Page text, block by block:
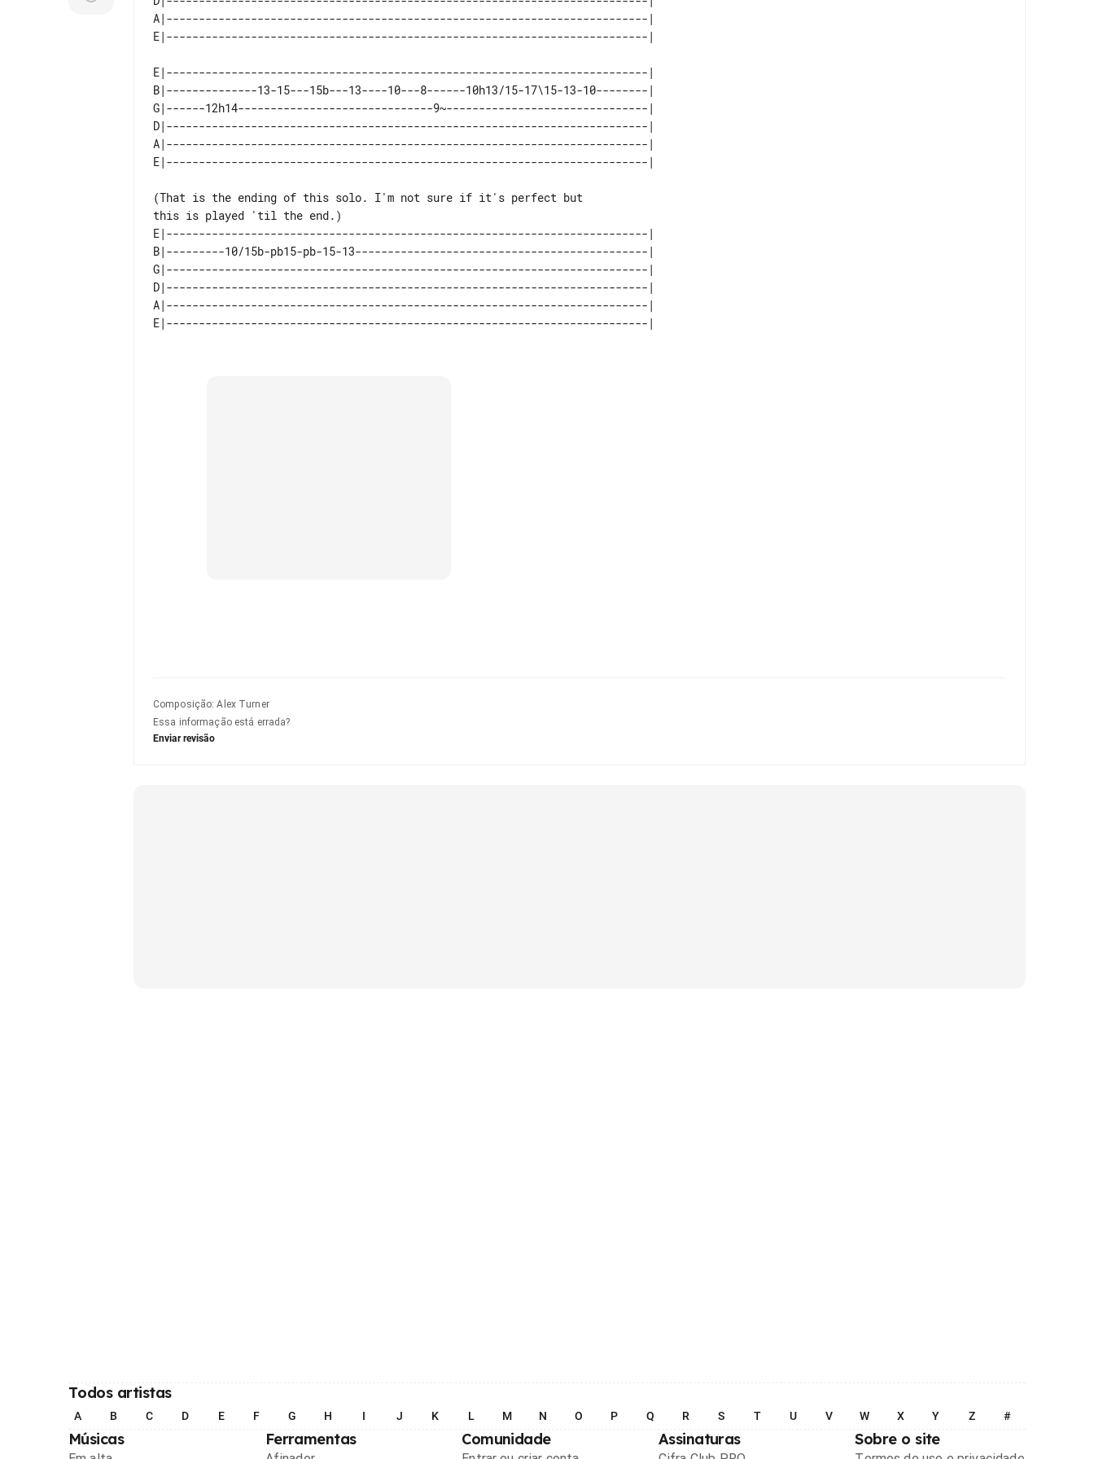
A|--------------------------------------------------------------------------|
E|--------------------------------------------------------------------------|
B|--------------13-15---15b---13----10---8------10h13/15-17\15-13-10--------|
G|------12h14------------------------------9~-------------------------------|
D|--------------------------------------------------------------------------|
A|--------------------------------------------------------------------------|
(That is the ending of this solo. I'm not sure if it's perfect but
E|--------------------------------------------------------------------------|
B|---------10/15b-pb15-pb-15-13---------------------------------------------|
G|--------------------------------------------------------------------------|
D|--------------------------------------------------------------------------|
A|--------------------------------------------------------------------------|
Composição:Alex Turner
Essa informação está errada?
Enviar revisão
Todos artistas
A B C D E F G H I J K L M N O P Q R S T U V W X Y Z #
Músicas Ferramentas Comunidade Assinaturas Sobre o site